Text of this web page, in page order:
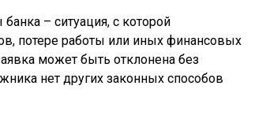
– ситуация, с которой
потере работы или иных финансовых
может быть отклонена без
нет других законных способов